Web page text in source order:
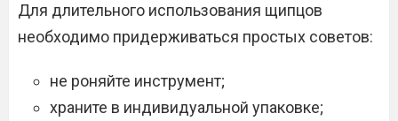
Для длительного использования щипцов
необходимо придерживаться простых советов:
не роняйте инструмент;
храните в индивидуальной упаковке;